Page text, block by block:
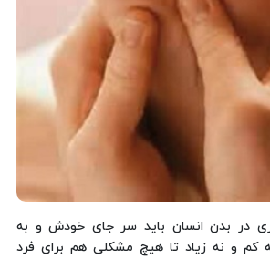
در بدن انسان باید سر جای خودش و به
کم و نه زیاد تا هیچ مشکلی هم برای فرد